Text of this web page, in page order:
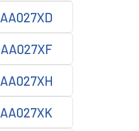
AA027XD
AA027XF
AA027XH
AA027XK